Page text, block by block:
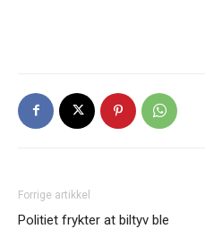
Forrige artikkel
Politiet frykter at biltyv ble